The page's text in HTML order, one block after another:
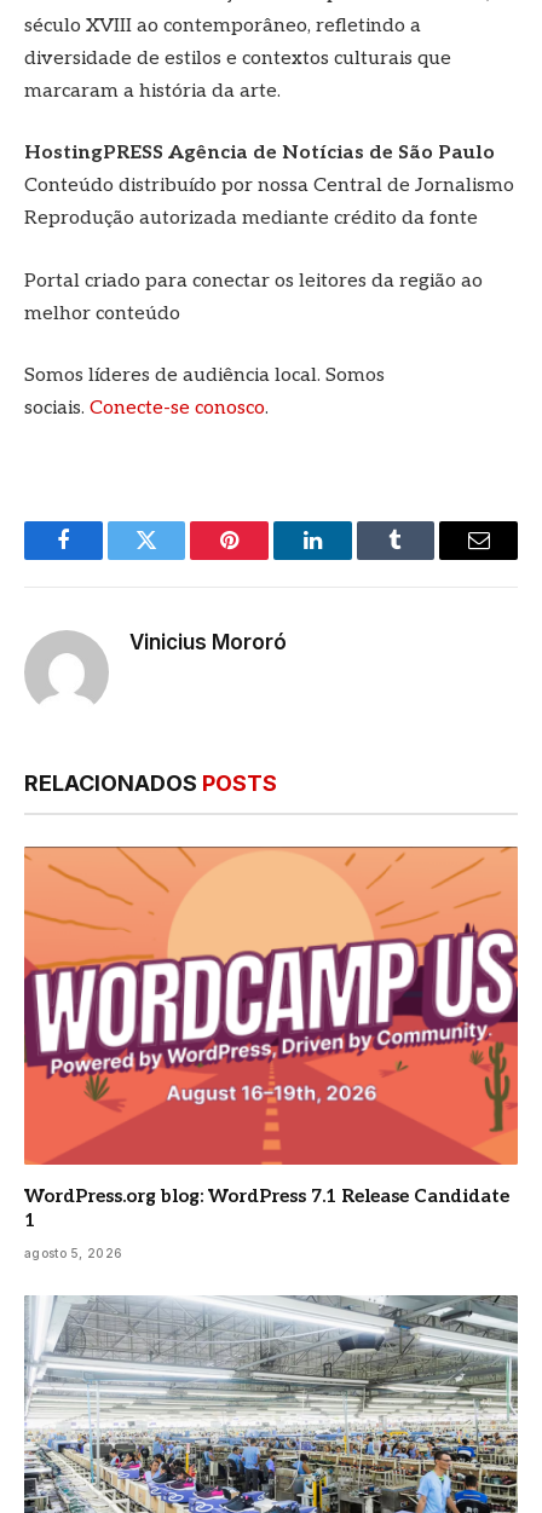
século XVIII ao contemporâneo, refletindo a
diversidade de estilos e contextos culturais que
marcaram a história da arte.
HostingPRESS Agência de Notícias de São Paulo
Conteúdo distribuído por nossa Central de Jornalismo
Reprodução autorizada mediante crédito da fonte
Portal criado para conectar os leitores da região ao
melhor conteúdo
Somos líderes de audiência local. Somos
sociais. Conecte-se conosco.
FacebookTwitter Pinterest LinkedInTumblr
E-
Vinicius Mororó
RELACIONADOS POSTS
WordPress.org blog: WordPress 7.1 Release Candidate
1
agosto 5, 2026